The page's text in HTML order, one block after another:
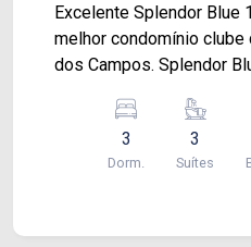
Excelente Splendor Blue
melhor condomínio
dos Campos. Splendor Blue - Jardim das
sala ampla com varanda
lavabo, andar alto,
serviço, hobby box. Condomínio com o lazer mais
3
Dorm.
3
Suítes